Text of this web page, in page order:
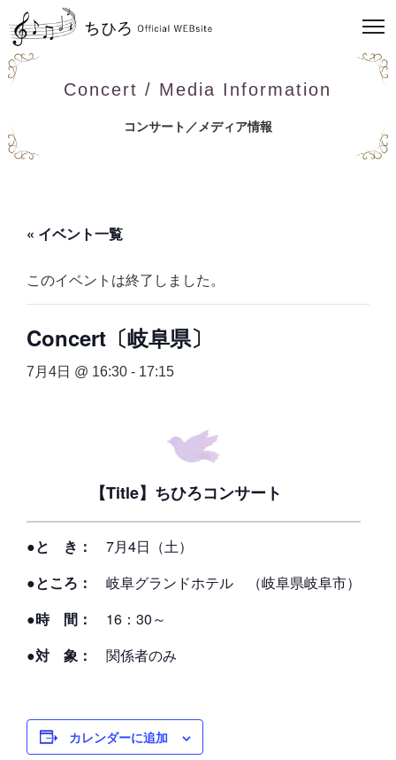
Concert / Media Information
コンサート／メディア情報
« イベント一覧
このイベントは終了しました。
Concert〔岐阜県〕
7月4日 @ 16:30 - 17:15
【Title】ちひろコンサート
●と き：
7月4日（土）
●ところ：
岐阜グランドホテル （岐阜県岐阜市）
●時 間：
16：30～
●対 象：
関係者のみ
カレンダーに追加